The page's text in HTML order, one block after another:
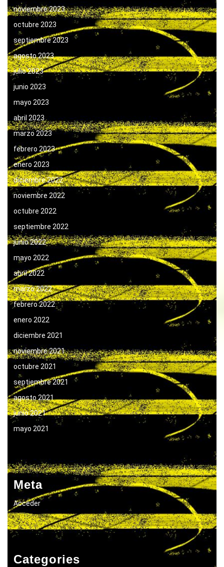
noviembre 2023
octubre 2023
septiembre 2023
agosto 2023
julio 2023
junio 2023
mayo 2023
abril 2023
marzo 2023
febrero 2023
enero 2023
diciembre 2022
noviembre 2022
octubre 2022
septiembre 2022
junio 2022
mayo 2022
abril 2022
marzo 2022
febrero 2022
enero 2022
diciembre 2021
noviembre 2021
octubre 2021
septiembre 2021
agosto 2021
junio 2021
mayo 2021
Meta
Acceder
Categories